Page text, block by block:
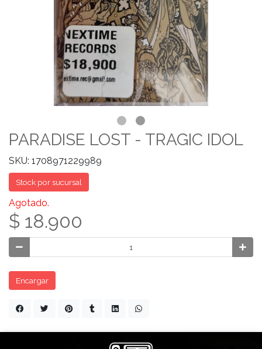
PARADISE LOST - TRAGIC IDOL
SKU: 1708971229989
Stock por sucursal
Agotado.
$ 18.900
Encargar